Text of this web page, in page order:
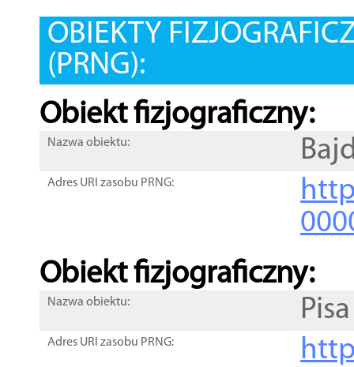
OBIEKTY
(PRNG):
Obiekt fizjograficzny:
Nazwa obiektu:
Adres URI zasobu PRNG:
Obiekt fizjograficzny:
Nazwa obiektu: Pisa
Adres URI zasobu PRNG: